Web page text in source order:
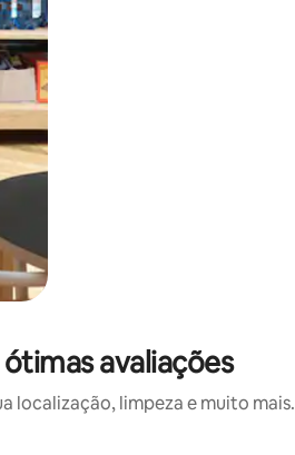
avaliações
localização, limpeza e muito mais.